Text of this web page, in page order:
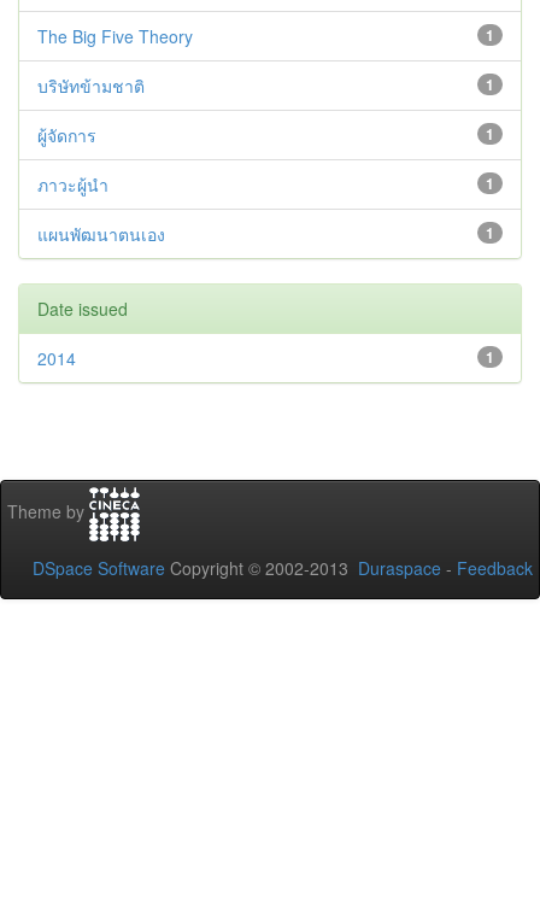
1
The Big Five Theory
1
บริษัทข้ามชาติ
1
ผู้จัดการ
1
ภาวะผู้นำ
1
แผนพัฒนาตนเอง
Date issued
1
2014
Theme by
DSpace Software Copyright © 2002-2013 Duraspace - Feedback